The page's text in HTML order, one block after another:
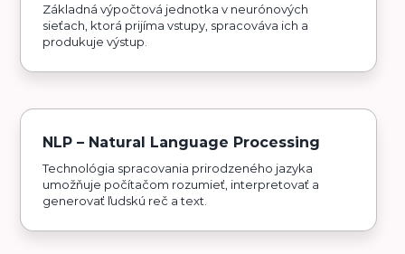
Základná výpočtová jednotka v neurónových
sieťach, ktorá prijíma vstupy, spracováva ich a
produkuje výstup.
NLP – Natural Language Processing
Technológia spracovania prirodzeného jazyka
umožňuje počítačom rozumieť, interpretovať a
generovať ľudskú reč a text.